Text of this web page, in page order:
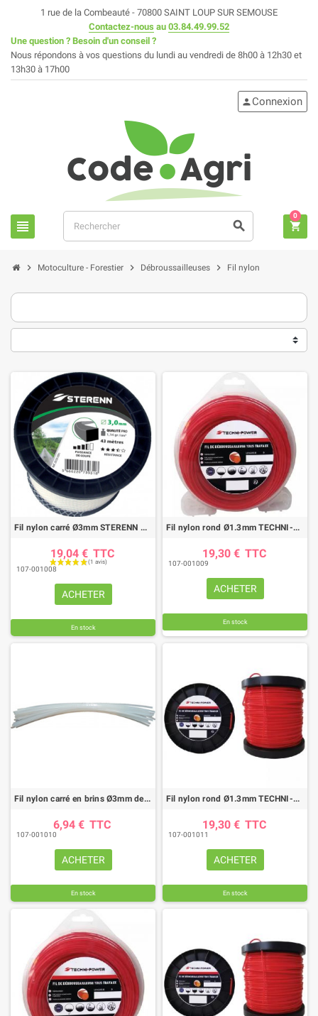
1 rue de la Combeauté - 70800 SAINT LOUP SUR SEMOUSE
Contactez-nous au 03.84.49.99.52
Une question ? Besoin d'un conseil ?
Nous répondons à vos questions du lundi au vendredi de 8h00 à 12h30 et
13h30 à 17h00
view_headline search
person Connexion
shopping_cart
0
chevron_right Motoculture - Forestier chevron_right Débroussailleuses chevron_right Fil nylon
Fil nylon carré Ø3mm STERENN pour débroussailleuse (bobine 43M)
19,04 € TTC
107-001008
ACHETER
En stock
Fil nylon rond Ø1.3mm TECHNI-POWER (100M)
19,30 € TTC
107-001009
ACHETER
En stock
Fil nylon carré en brins Ø3mm de 30cm pour débroussailleuse (sachet de 30)
6,94 € TTC
107-001010
ACHETER
En stock
Fil nylon rond Ø1.3mm TECHNI-POWER (100M)
19,30 € TTC
107-001011
ACHETER
En stock